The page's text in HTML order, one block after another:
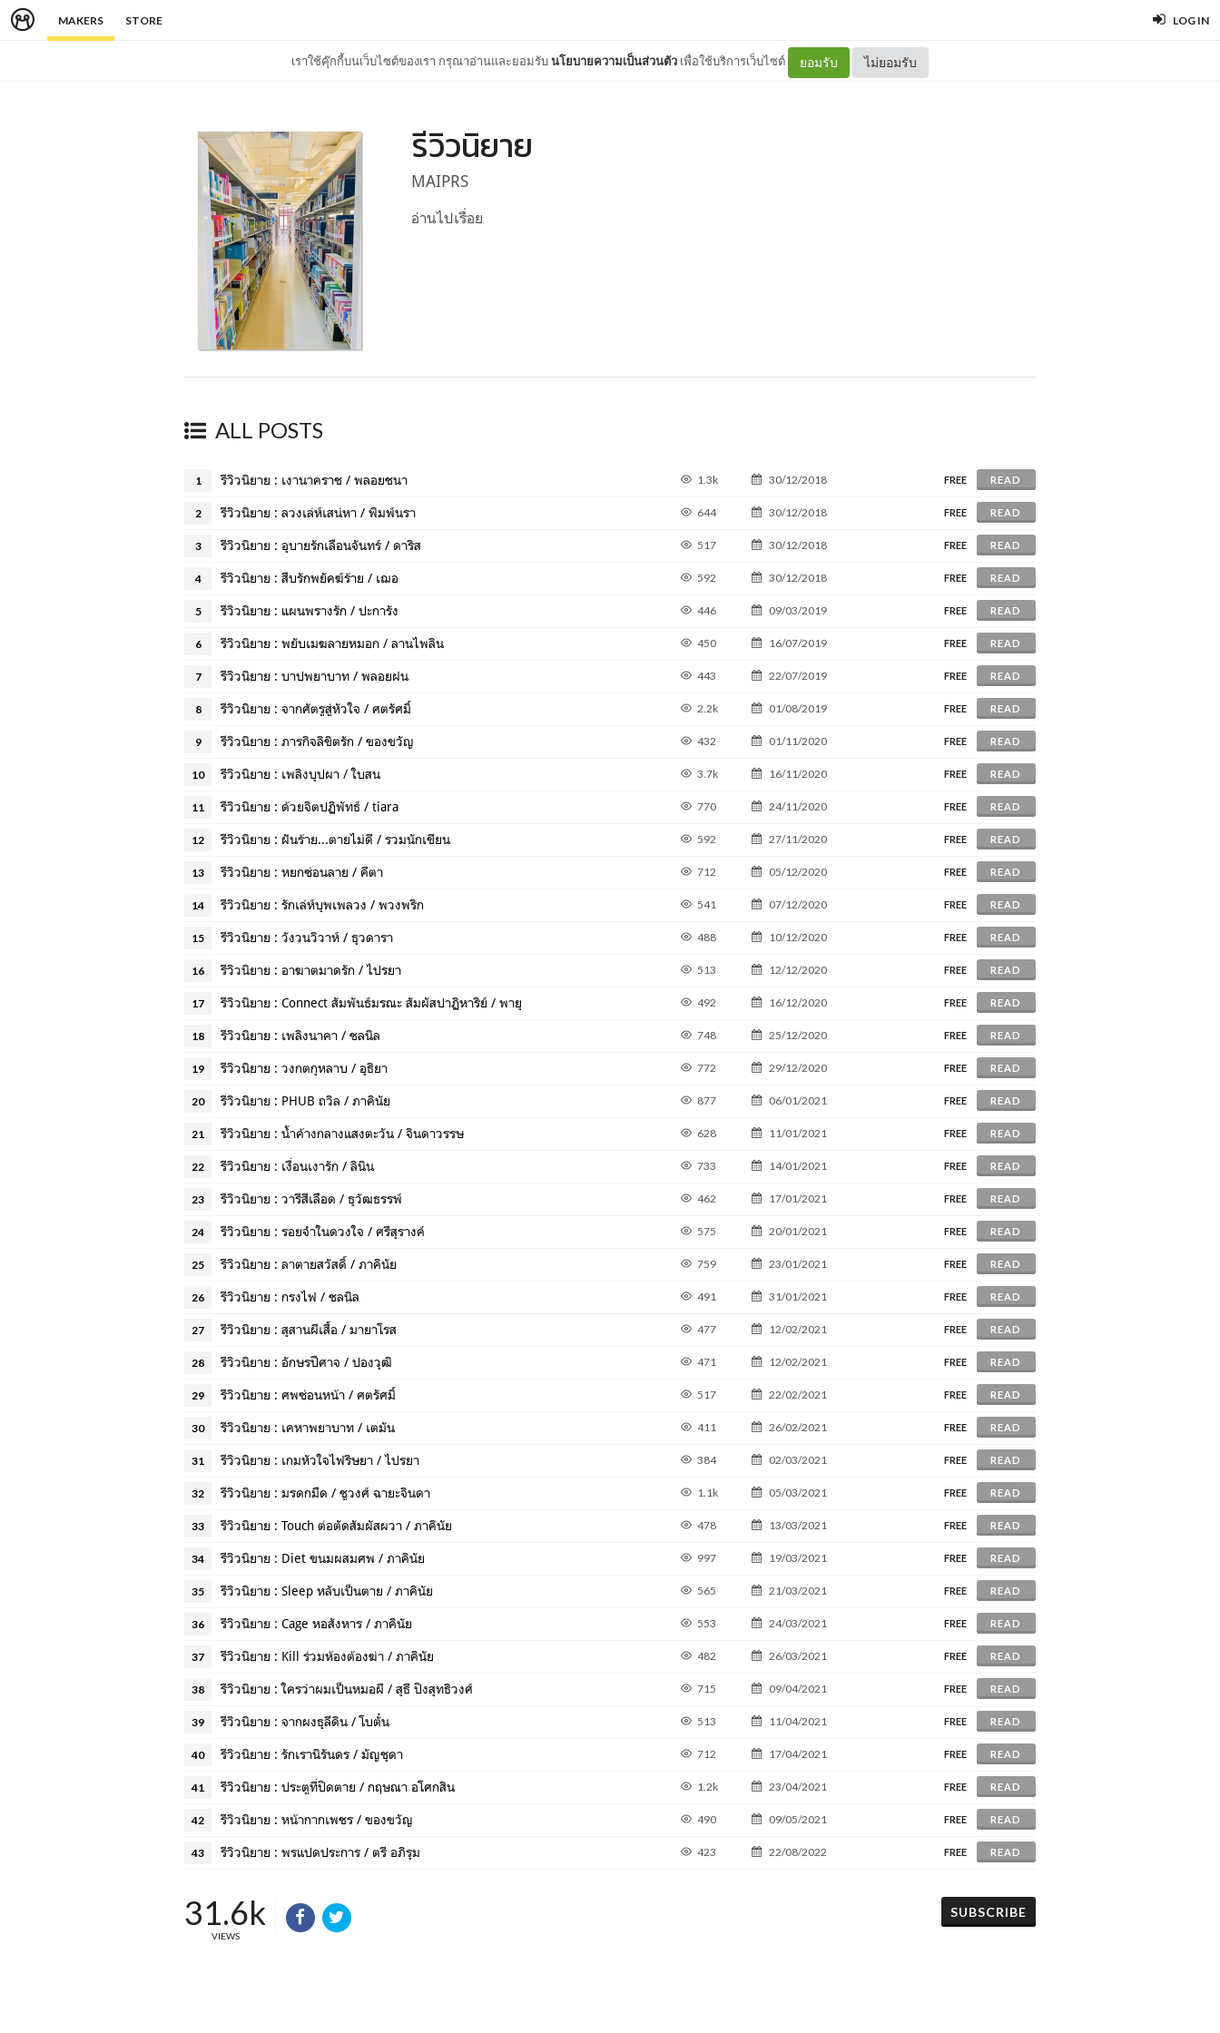
MAKERS STORE LOG IN
เราใช้คุ๊กกี้บนเว็บไซต์ของเรา กรุณาอ่านและยอมรับนโยบายความเป็นส่วนตัว เพื่อใช้บริการเว็บไซต์ ยอมรับ ไม่ยอมรับ
รีวิวนิยาย
MAIPRS
อ่านไปเรื่อย
ALL POSTS
1 รีวิวนิยาย : เงานาคราช / พลอยชนา 1.3k 30/12/2018 FREE READ
2 รีวิวนิยาย : ลวงเล่ห์เสน่หา / พิมพ์นรา 644 30/12/2018 FREE READ
3 รีวิวนิยาย : อุบายรักเลือนจันทร์ / ดาริส 517 30/12/2018 FREE READ
4 รีวิวนิยาย : สืบรักพยัคฆ์ร้าย / เฌอ 592 30/12/2018 FREE READ
5 รีวิวนิยาย : แผนพรางรัก / ปะการัง 446 09/03/2019 FREE READ
6 รีวิวนิยาย : พยับเมฆลายหมอก / ลานไพลิน 450 16/07/2019 FREE READ
7 รีวิวนิยาย : บาปพยาบาท / พลอยฝน 443 22/07/2019 FREE READ
8 รีวิวนิยาย : จากศัตรูสู่หัวใจ / ศตรัศมิ์ 2.2k 01/08/2019 FREE READ
9 รีวิวนิยาย : ภารกิจลิขิตรัก / ของขวัญ 432 01/11/2020 FREE READ
10 รีวิวนิยาย : เพลิงบุปผา / ใบสน 3.7k 16/11/2020 FREE READ
11 รีวิวนิยาย : ด้วยจิตปฏิพัทธ์ / tiara 770 24/11/2020 FREE READ
12 รีวิวนิยาย : ฝันร้าย...ตายไม่ดี / รวมนักเขียน 592 27/11/2020 FREE READ
13 รีวิวนิยาย : หยกซ่อนลาย / คีตา 712 05/12/2020 FREE READ
14 รีวิวนิยาย : รักเล่ห์บุพเพลวง / พวงพริก 541 07/12/2020 FREE READ
15 รีวิวนิยาย : วังวนวิวาห์ / ธุวดารา 488 10/12/2020 FREE READ
16 รีวิวนิยาย : อาฆาตมาดรัก / ไปรยา 513 12/12/2020 FREE READ
17 รีวิวนิยาย : Connect สัมพันธ์มรณะ สัมผัสปาฏิหาริย์ / พายุ 492 16/12/2020 FREE READ
18 รีวิวนิยาย : เพลิงนาคา / ชลนิล 748 25/12/2020 FREE READ
19 รีวิวนิยาย : วงกตกุหลาบ / อุธิยา 772 29/12/2020 FREE READ
20 รีวิวนิยาย : PHUB ถวิล / ภาคินัย 877 06/01/2021 FREE READ
21 รีวิวนิยาย : น้ำค้างกลางแสงตะวัน / จินดาวรรษ 628 11/01/2021 FREE READ
22 รีวิวนิยาย : เงื่อนเงารัก / ลินิน 733 14/01/2021 FREE READ
23 รีวิวนิยาย : วารีสีเลือด / ธุวัฒธรรพ์ 462 17/01/2021 FREE READ
24 รีวิวนิยาย : รอยจำในดวงใจ / ศรีสุรางค์ 575 20/01/2021 FREE READ
25 รีวิวนิยาย : ลาตายสวัสดิ์ / ภาคินัย 759 23/01/2021 FREE READ
26 รีวิวนิยาย : กรงไฟ / ชลนิล 491 31/01/2021 FREE READ
27 รีวิวนิยาย : สุสานผีเสื้อ / มายาโรส 477 12/02/2021 FREE READ
28 รีวิวนิยาย : อักษรปีศาจ / ปองวุฒิ 471 12/02/2021 FREE READ
29 รีวิวนิยาย : ศพซ่อนหน้า / ศตรัศมิ์ 517 22/02/2021 FREE READ
30 รีวิวนิยาย : เคหาพยาบาท / เตมัน 411 26/02/2021 FREE READ
31 รีวิวนิยาย : เกมหัวใจไฟริษยา / ไปรยา 384 02/03/2021 FREE READ
32 รีวิวนิยาย : มรดกมืด / ชูวงศ์ ฉายะจินดา 1.1k 05/03/2021 FREE READ
33 รีวิวนิยาย : Touch ต่อตัดสัมผัสผวา / ภาคินัย 478 13/03/2021 FREE READ
34 รีวิวนิยาย : Diet ขนมผสมศพ / ภาคินัย 997 19/03/2021 FREE READ
35 รีวิวนิยาย : Sleep หลับเป็นตาย / ภาคินัย 565 21/03/2021 FREE READ
36 รีวิวนิยาย : Cage หอสังหาร / ภาคินัย 553 24/03/2021 FREE READ
37 รีวิวนิยาย : Kill ร่วมห้องต้องฆ่า / ภาคินัย 482 26/03/2021 FREE READ
38 รีวิวนิยาย : ใครว่าผมเป็นหมอผี / สุธี ปิงสุทธิวงศ์ 715 09/04/2021 FREE READ
39 รีวิวนิยาย : จากผงธุลีดิน / โบตั๋น 513 11/04/2021 FREE READ
40 รีวิวนิยาย : รักเรานิรันดร / มัญชุดา 712 17/04/2021 FREE READ
41 รีวิวนิยาย : ประตูที่ปิดตาย / กฤษณา อโศกสิน 1.2k 23/04/2021 FREE READ
42 รีวิวนิยาย : หน้ากากเพชร / ของขวัญ 490 09/05/2021 FREE READ
43 รีวิวนิยาย : พรแปดประการ / ตรี อภิรุม 423 22/08/2022 FREE READ
31.6k
VIEWS
SUBSCRIBE